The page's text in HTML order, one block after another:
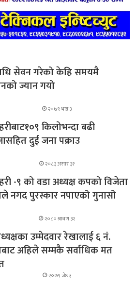
सेवन गरेको केहि समयमै
ज्यान गयो
२०७९ भाद्र ३
किलोभन्दा बढी
दुई जना पक्राउ
२०८३ असार ३१
-९ को वडा अध्यक्ष कपको विजेता
नगद पुरस्कार नपाएको गुनासो
२०८० श्रावण ३२
उम्मेदवार रेखालाई ६ नं.
अहिले सम्मकै सर्वाधिक मत
२०७९ जेष्ठ ३